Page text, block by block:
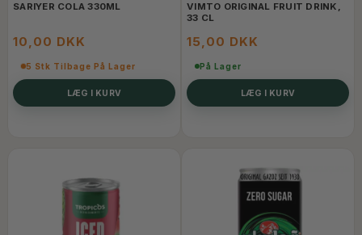
SARIYER COLA 330ML
10,00 DKK
5 Stk Tilbage På Lager
LÆG I KURV
VIMTO ORIGINAL FRUIT DRINK,
33 CL
15,00 DKK
På Lager
LÆG I KURV